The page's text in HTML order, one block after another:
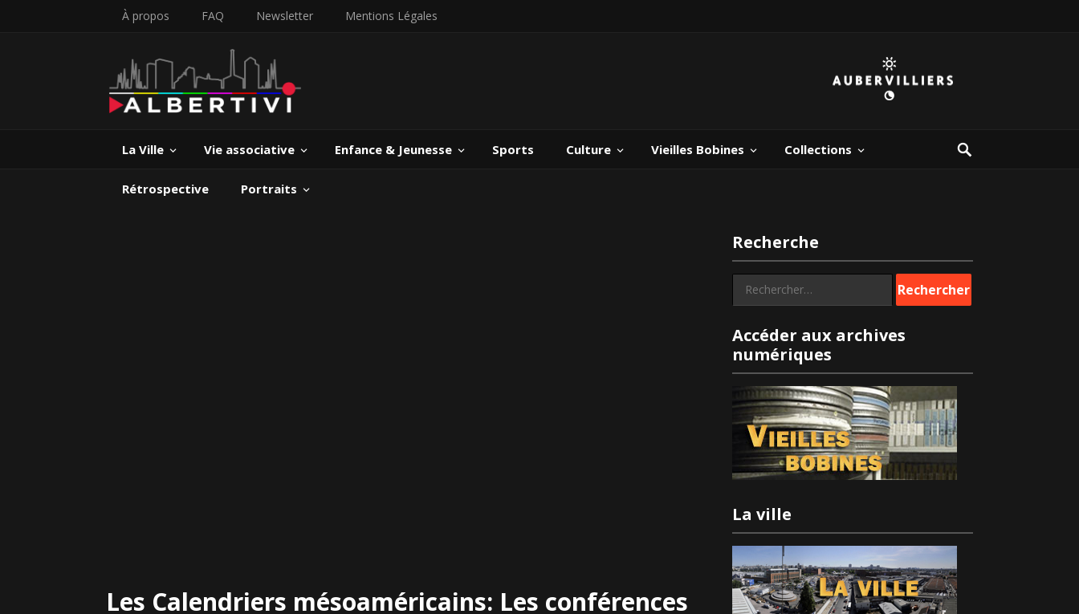
À propos FAQ Newsletter Mentions Légales
La Ville Vie associative Enfance & Jeunesse Sports Culture Vieilles Bobines Collections
Rétrospective Portraits
Les Calendriers mésoaméricains: Les conférences
Recherche
Rechercher :
Accéder aux archives
numériques
La ville